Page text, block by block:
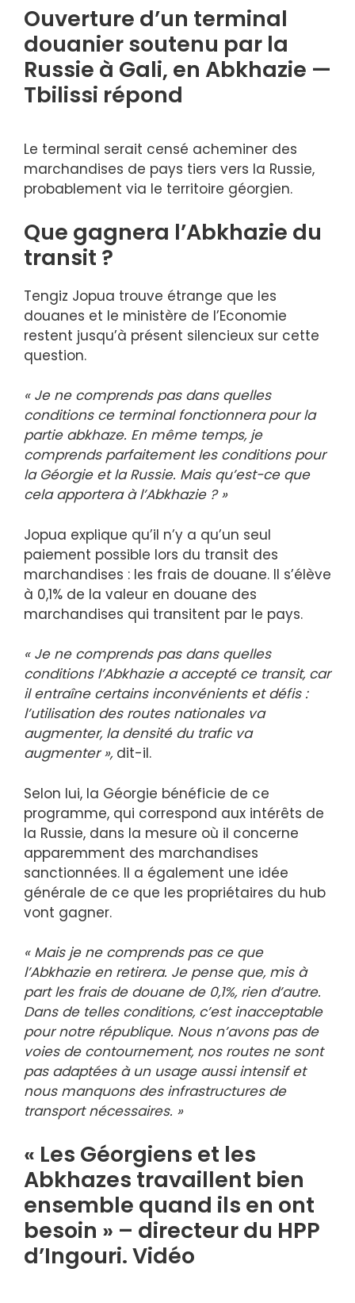
Ouverture d’un terminal
douanier soutenu par la
Russie à Gali, en Abkhazie —
Tbilissi répond
Le terminal serait censé acheminer des
marchandises de pays tiers vers la Russie,
probablement via le territoire géorgien.
Que gagnera l’Abkhazie du
transit ?
Tengiz Jopua trouve étrange que les
douanes et le ministère de l’Economie
restent jusqu’à présent silencieux sur cette
question.
« Je ne comprends pas dans quelles
conditions ce terminal fonctionnera pour la
partie abkhaze. En même temps, je
comprends parfaitement les conditions pour
la Géorgie et la Russie. Mais qu’est-ce que
cela apportera à l’Abkhazie ? »
Jopua explique qu’il n’y a qu’un seul
paiement possible lors du transit des
marchandises : les frais de douane. Il s’élève
à 0,1% de la valeur en douane des
marchandises qui transitent par le pays.
« Je ne comprends pas dans quelles
conditions l’Abkhazie a accepté ce transit, car
il entraîne certains inconvénients et défis :
l’utilisation des routes nationales va
augmenter, la densité du trafic va
augmenter », dit-il.
Selon lui, la Géorgie bénéficie de ce
programme, qui correspond aux intérêts de
la Russie, dans la mesure où il concerne
apparemment des marchandises
sanctionnées. Il a également une idée
générale de ce que les propriétaires du hub
vont gagner.
« Mais je ne comprends pas ce que
l’Abkhazie en retirera. Je pense que, mis à
part les frais de douane de 0,1%, rien d’autre.
Dans de telles conditions, c’est inacceptable
pour notre république. Nous n’avons pas de
voies de contournement, nos routes ne sont
pas adaptées à un usage aussi intensif et
nous manquons des infrastructures de
transport nécessaires. »
« Les Géorgiens et les
Abkhazes travaillent bien
ensemble quand ils en ont
besoin » – directeur du HPP
d’Ingouri. Vidéo